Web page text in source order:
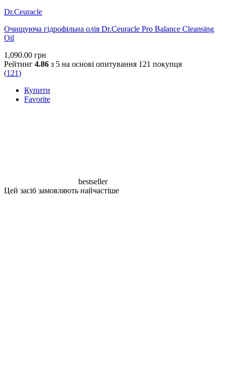
Dr.Ceuracle
Очищуюча гідрофільна олія Dr.Ceuracle Pro Balance Cleansing
Oil
1,090.00 грн
Рейтинг 4.86 з 5 на основі опитування 121 покупця
(121)
Купити
Favorite
bestseller
Цей засіб замовляють найчастіше